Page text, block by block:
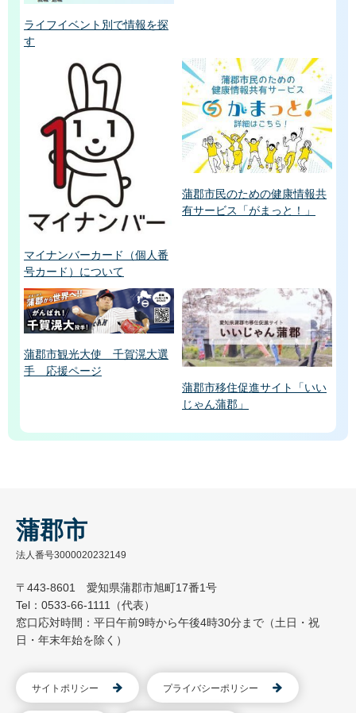
ライフイベント別で情報を探
す
マイナンバーカード（個人番
号カード）について
蒲郡市民のための健康情報共
有サービス「がまっと！」
蒲郡市観光大使 千賀滉大選
手 応援ページ
蒲郡市移住促進サイト「いい
じゃん蒲郡」
蒲郡市
法人番号3000020232149
〒443-8601 愛知県蒲郡市旭町17番1号
Tel：0533-66-1111（代表）
窓口応対時間：平日午前9時から午後4時30分まで（土日・祝
日・年末年始を除く）
サイトポリシー プライバシーポリシー